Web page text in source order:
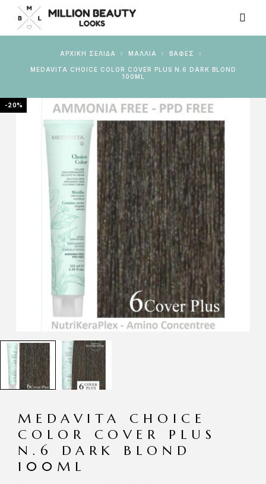
ΑΡΧΙΚΉ ΣΕΛΊΔΑ ΜΑΛΛΙΑ ΒΑΦΈΣ
MEDAVITA CHOICE COLOR COVER PLUS N.6 DARK BLOND
100ML
-20%
MEDAVITA CHOICE
COLOR COVER PLUS
N.6 DARK BLOND
100ML